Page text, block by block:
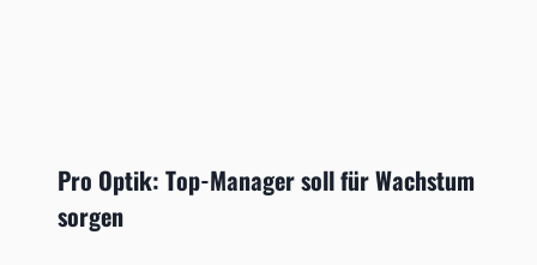
Pro Optik: Top-Manager soll für Wachstum
sorgen